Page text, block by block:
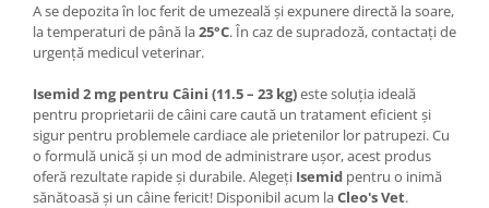
A se depozita în loc ferit de umezeală și expunere directă la soare,
la temperaturi de până la25°C. În caz de supradoză, contactați de
urgență medicul veterinar.
Isemid 2 mg pentru Câini (11.5 – 23 kg)este soluția ideală
pentru proprietarii de câini care caută un tratament eficient și
sigur pentru problemele cardiace ale prietenilor lor patrupezi. Cu
o formulă unică și un mod de administrare ușor, acest produs
oferă rezultate rapide și durabile. Alegeți Isemid pentru o inimă
sănătoasă și un câine fericit! Disponibil acum laCleo's Vet.